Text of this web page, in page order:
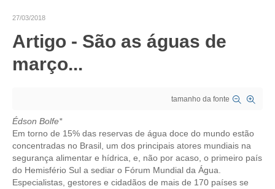
CRESCE BRASIL
CONSELHO TECNOLÓGICO
HISTÓRICO E ATUAÇÃO
27/03/2018
Artigo - São as águas de
março...
tamanho da fonte
Édson Bolfe*
Em torno de 15% das reservas de água doce do mundo estão
concentradas no Brasil, um dos principais atores mundiais na
segurança alimentar e hídrica, e, não por acaso, o primeiro país
do Hemisfério Sul a sediar o Fórum Mundial da Água.
Especialistas, gestores e cidadãos de mais de 170 países se